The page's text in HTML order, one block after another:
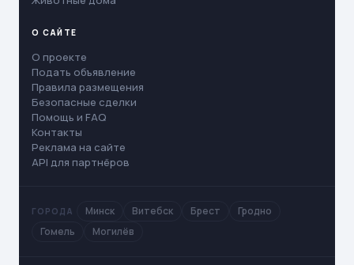
О САЙТЕ
О проекте
Подать объявление
Правила размещения
Безопасные сделки
Помощь и FAQ
Контакты
Реклама на сайте
API для партнёров
ГОРОДА Минск Витебск Брест
Гродно
Гомель
Могилёв